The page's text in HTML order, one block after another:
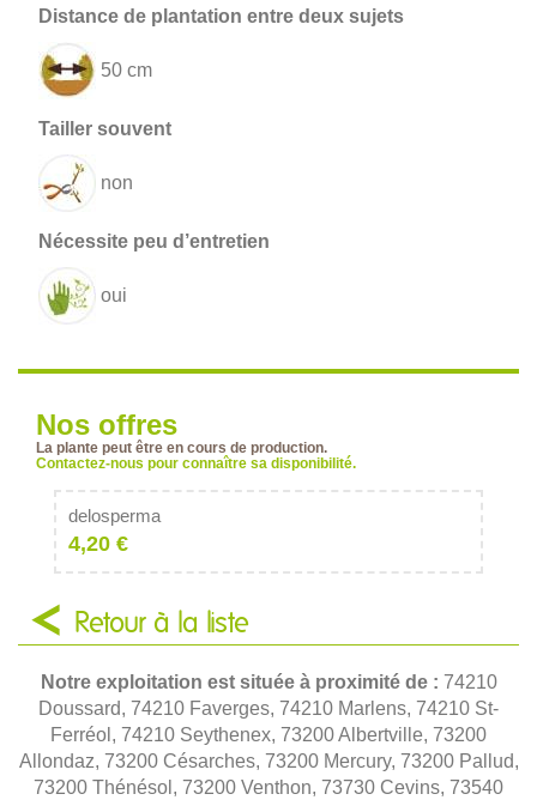
50 cm
non
oui
Nos offres
La plante peut être en cours de production.
Contactez-nous pour connaître sa disponibilité.
delosperma
4,20 €
Retour à la liste
Notre exploitation est située à proximité de : 74210
Doussard, 74210 Faverges, 74210 Marlens, 74210 St-
Ferréol, 74210 Seythenex, 73200 Albertville, 73200
Allondaz, 73200 Césarches, 73200 Mercury, 73200 Pallud,
73200 Thénésol, 73200 Venthon, 73730 Cevins, 73540